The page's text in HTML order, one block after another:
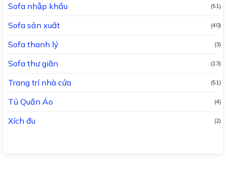
Sofa nhập khẩu (51)
Sofa sản xuất (40)
Sofa thanh lý (3)
Sofa thư giãn (13)
Trang trí nhà cửa (51)
Tủ Quần Áo (4)
Xích đu (2)